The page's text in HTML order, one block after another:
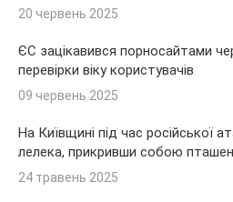
20 червень 2025
ЄС зацікавився порносайтами
перевірки віку користувачів
09 червень 2025
На Київщині під час російської
лелека, прикривши собою
24 травень 2025